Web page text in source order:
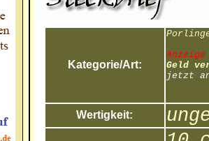
Kategorie/Art:
Anzeige
Geld
jetzt
Wertigkeit: